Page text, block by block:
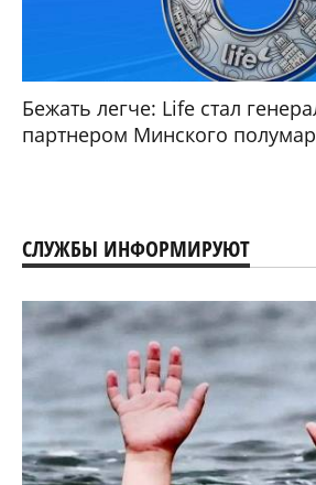
Бежать легче: Life стал
партнером Минского
СЛУЖБЫ ИНФОРМИРУЮТ